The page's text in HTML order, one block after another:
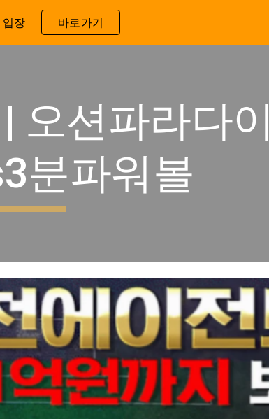
입장 바로가기
오션파라다이
분파워볼